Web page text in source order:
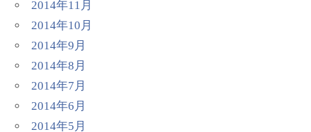
2014年11月
2014年10月
2014年9月
2014年8月
2014年7月
2014年6月
2014年5月